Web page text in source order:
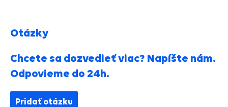
Otázky
Chcete sa dozvedieť viac? Napíšte nám.
Odpovieme do 24h.
Pridať otázku